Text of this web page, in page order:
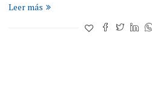
Leer más